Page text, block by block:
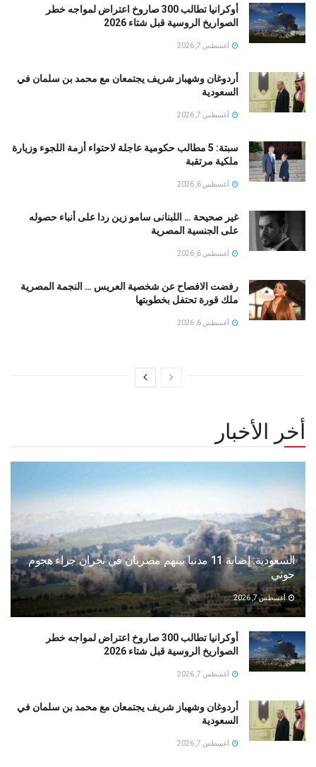
أوكرانيا تطالب 300 صاروخ اعتراض لمواجه خطر
الصواريخ الروسية قبل شتاء 2026
أغسطس 7, 2026
أردوغان وشهباز شريف يجتمعان مع محمد بن سلمان في
السعودية
أغسطس 7, 2026
سبتة: 5 مطالب حكومية عاجلة لاحتواء أزمة اللجوء وزيارة
ملكية مرتقبة
أغسطس 6, 2026
غير صحيحة … اللبنانى سامو زين ردا على أنباء حصوله
على الجنسية المصرية
أغسطس 6, 2026
رفضت الافصاح عن شخصية العريس … النجمة المصرية
ملك قورة تحتفل بخطوبتها
أغسطس 6, 2026
أخر الأخبار
السعودية: إصابة 11 مدنيا بينهم مصريان في نجران جراء هجوم
حوثي
أغسطس 7, 2026
أوكرانيا تطالب 300 صاروخ اعتراض لمواجه خطر
الصواريخ الروسية قبل شتاء 2026
أغسطس 7, 2026
أردوغان وشهباز شريف يجتمعان مع محمد بن سلمان في
السعودية
أغسطس 7, 2026